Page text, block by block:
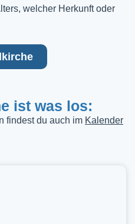
welcher Herkunft oder
ist was los:
findest du auch im Kalender